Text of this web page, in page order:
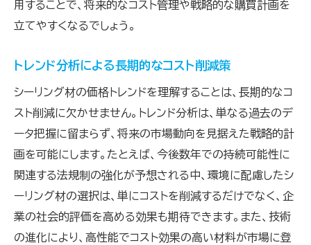
用することで、将来的なコスト管理や戦略的な購買計画を
立てやすくなるでしょう。
トレンド分析による長期的なコスト削減策
シーリング材の価格トレンドを理解することは、長期的なコ
スト削減に欠かせません。トレンド分析は、単なる過去のデ
ータ把握に留まらず、将来の市場動向を見据えた戦略的計
画を可能にします。たとえば、今後数年での持続可能性に
関連する法規制の強化が予想される中、環境に配慮したシ
ーリング材の選択は、単にコストを削減するだけでなく、企
業の社会的評価を高める効果も期待できます。また、技術
の進化により、高性能でコスト効果の高い材料が市場に登